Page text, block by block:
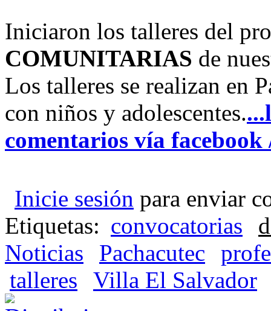
Iniciaron los talleres del
COMUNITARIAS de
Los talleres se realizan en
con niños y adolescentes.
comentarios vía facebook
Inicie sesión para enviar
Etiquetas: convocatorias
Noticias
Pachacutec
talleres
Villa El Salvador